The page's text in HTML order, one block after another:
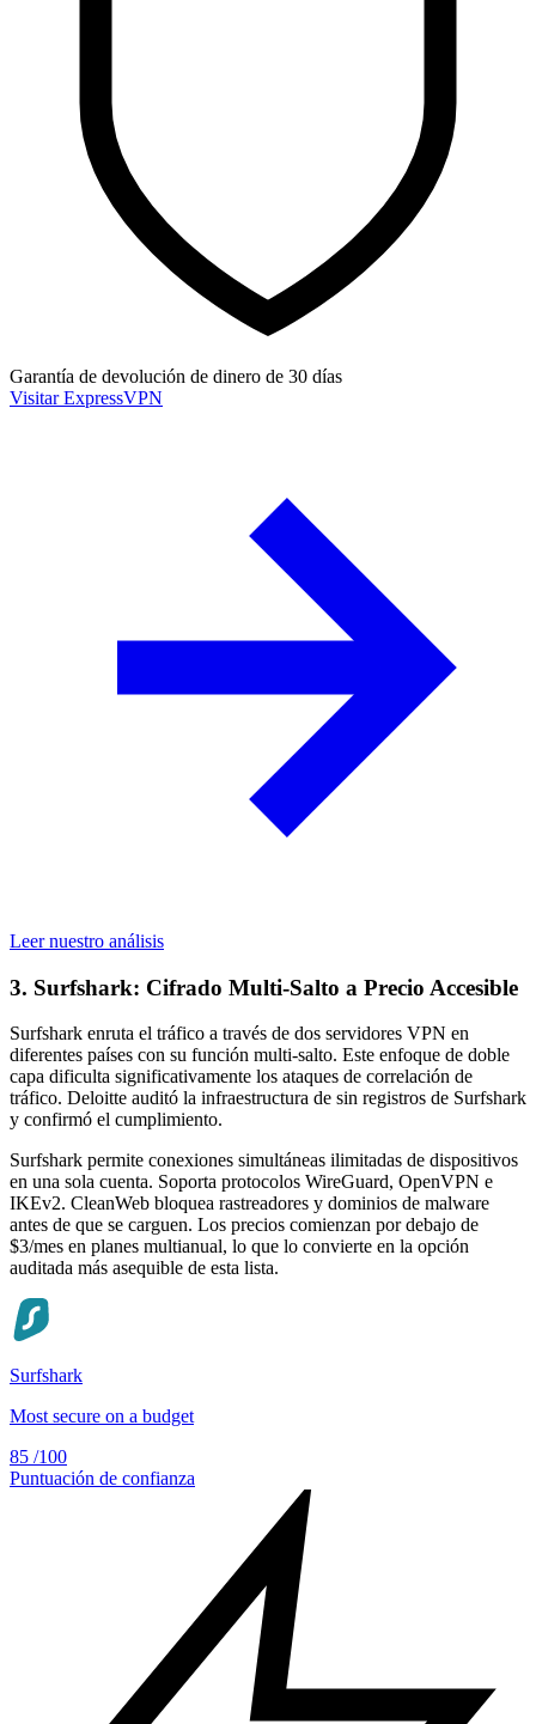
Garantía de devolución de dinero de 30 días
Visitar ExpressVPN
Leer nuestro análisis
3. Surfshark: Cifrado Multi-Salto a Precio Accesible
Surfshark enruta el tráfico a través de dos servidores VPN en
diferentes países con su función multi-salto. Este enfoque de doble
capa dificulta significativamente los ataques de correlación de
tráfico. Deloitte auditó la infraestructura de sin registros de Surfshark
y confirmó el cumplimiento.
Surfshark permite conexiones simultáneas ilimitadas de dispositivos
en una sola cuenta. Soporta protocolos WireGuard, OpenVPN e
IKEv2. CleanWeb bloquea rastreadores y dominios de malware
antes de que se carguen. Los precios comienzan por debajo de
$3/mes en planes multianual, lo que lo convierte en la opción
auditada más asequible de esta lista.
Surfshark
Most secure on a budget
85 /100
Puntuación de confianza